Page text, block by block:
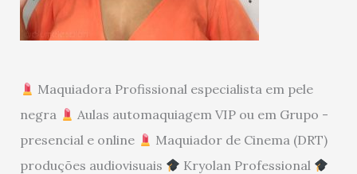
Maquiadora Profissional especialista em pele
negra
Aulas automaquiagem VIP ou em Grupo -
presencial e online
Maquiador de Cinema (DRT)
produções audiovisuais
Kryolan Professional